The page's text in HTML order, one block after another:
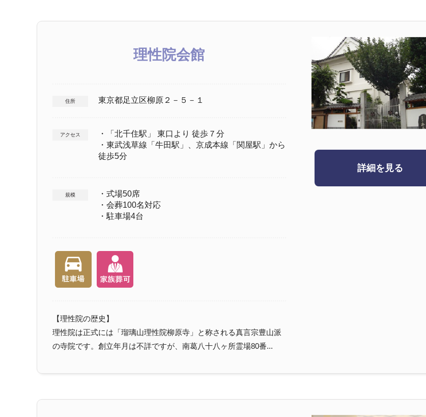
理性院会館
詳細を見る
住所 東京都足立区柳原２－５－１
アクセス
・「北千住駅」 東口より 徒歩７分
・東武浅草線「牛田駅」、京成本線「関屋駅」から
徒歩5分
規模
・式場50席
・会葬100名対応
・駐車場4台
【理性院の歴史】
理性院は正式には「瑠璃山理性院柳原寺」と称される真言宗豊山派
の寺院です。創立年月は不詳ですが、南葛八十八ヶ所霊場80番...